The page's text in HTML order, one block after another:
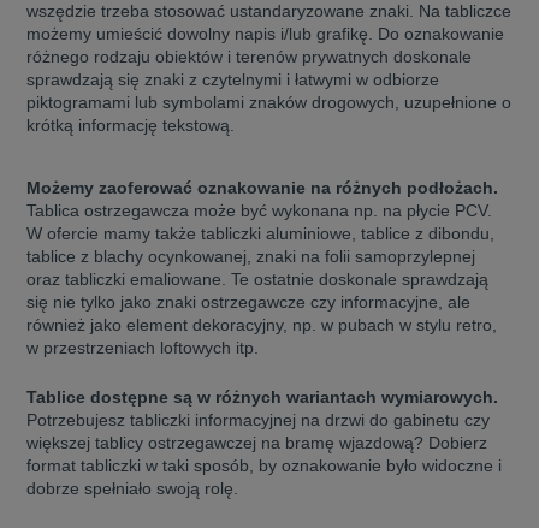
wszędzie trzeba stosować ustandaryzowane znaki. Na tabliczce
możemy umieścić dowolny napis i/lub grafikę. Do oznakowanie
różnego rodzaju obiektów i terenów prywatnych doskonale
sprawdzają się znaki z czytelnymi i łatwymi w odbiorze
piktogramami lub symbolami znaków drogowych, uzupełnione o
krótką informację tekstową.
Możemy zaoferować oznakowanie na różnych podłożach.
Tablica ostrzegawcza może być wykonana np. na płycie PCV.
W ofercie mamy także tabliczki aluminiowe, tablice z dibondu,
tablice z blachy ocynkowanej, znaki na folii samoprzylepnej
oraz tabliczki emaliowane. Te ostatnie doskonale sprawdzają
się nie tylko jako znaki ostrzegawcze czy informacyjne, ale
również jako element dekoracyjny, np. w pubach w stylu retro,
w przestrzeniach loftowych itp.
Tablice dostępne są w różnych wariantach wymiarowych.
Potrzebujesz tabliczki informacyjnej na drzwi do gabinetu czy
większej tablicy ostrzegawczej na bramę wjazdową? Dobierz
format tabliczki w taki sposób, by oznakowanie było widoczne i
dobrze spełniało swoją rolę.